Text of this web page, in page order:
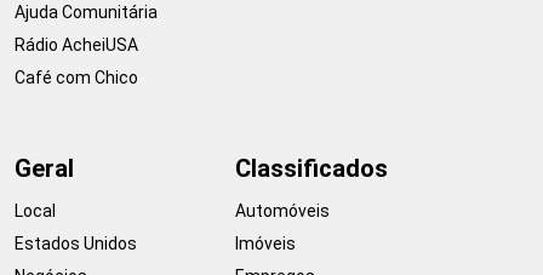
Ajuda Comunitária
Rádio AcheiUSA
Café com Chico
Geral
Local
Estados Unidos
Classificados
Automóveis
Imóveis